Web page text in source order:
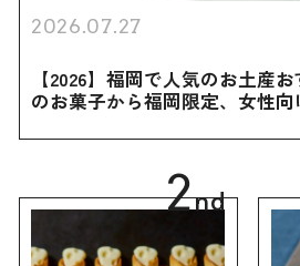
2026.07.27
【2026】福岡で人気のお土産
のお菓子から福岡限定、女性向
2nd